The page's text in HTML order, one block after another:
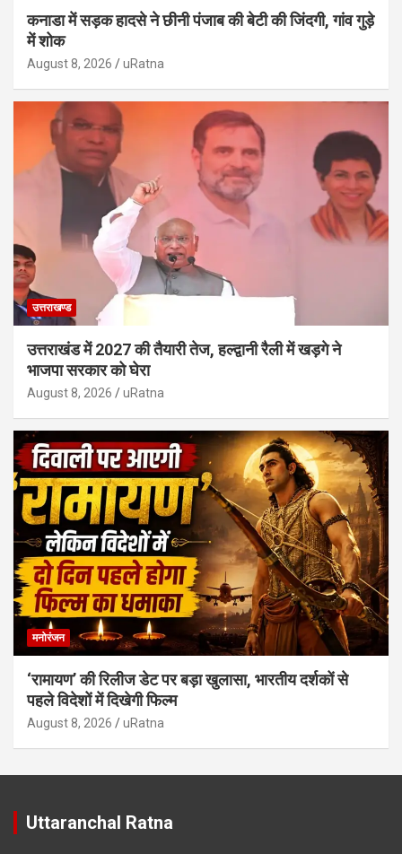
कनाडा में सड़क हादसे ने छीनी पंजाब की बेटी की जिंदगी, गांव गुड़े
में शोक
August 8, 2026 uRatna
उत्तराखण्ड
उत्तराखंड में 2027 की तैयारी तेज, हल्द्वानी रैली में खड़गे ने
भाजपा सरकार को घेरा
August 8, 2026 uRatna
मनोरंजन
‘रामायण’ की रिलीज डेट पर बड़ा खुलासा, भारतीय दर्शकों से
पहले विदेशों में दिखेगी फिल्म
August 8, 2026 uRatna
Uttaranchal Ratna